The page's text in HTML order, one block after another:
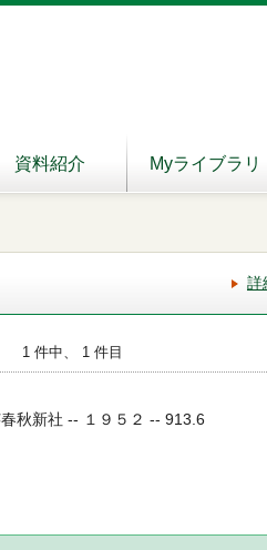
資料紹介 Myライブラリ
詳
1 件中、 1 件目
秋新社 -- １９５２ -- 913.6